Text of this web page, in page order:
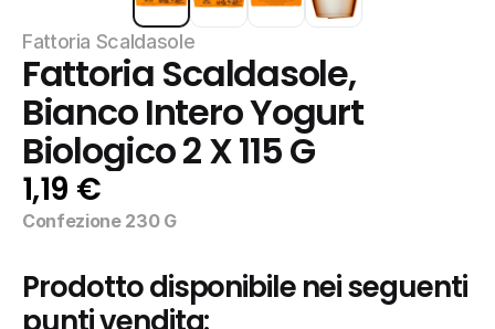
Fattoria Scaldasole
Fattoria Scaldasole,
Bianco Intero Yogurt
Biologico 2 X 115 G
1,19 €
Confezione 230 G
Prodotto disponibile nei seguenti